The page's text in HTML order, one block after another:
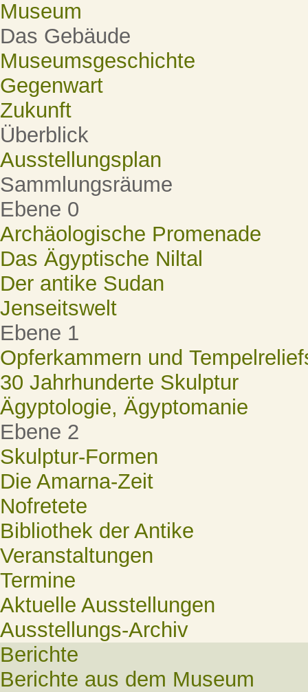
Museum
Das Gebäude
Museumsgeschichte
Gegenwart
Zukunft
Überblick
Ausstellungsplan
Sammlungsräume
Ebene 0
Archäologische Promenade
Das Ägyptische Niltal
Der antike Sudan
Jenseitswelt
Ebene 1
Opferkammern und
30 Jahrhunderte Skulptur
Ägyptologie, Ägyptomanie
Ebene 2
Skulptur-Formen
Die Amarna-Zeit
Nofretete
Bibliothek der Antike
Veranstaltungen
Termine
Aktuelle Ausstellungen
Ausstellungs-Archiv
Berichte
Berichte aus dem Museum